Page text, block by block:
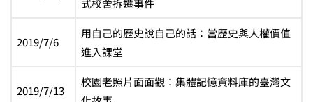
式校舍拆遷事件
2019/7/6
用自己的歷史說自己的話：當歷史與人權價值
進入課堂
2019/7/13
校園老照片面面觀：集體記憶資料庫的臺灣文